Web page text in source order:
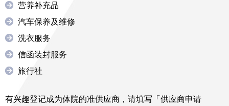
营养补充品
汽车保养及维修
洗衣服务
信函装封服务
旅行社
有兴趣登记成为体院的准供应商，请填写「供应商申请